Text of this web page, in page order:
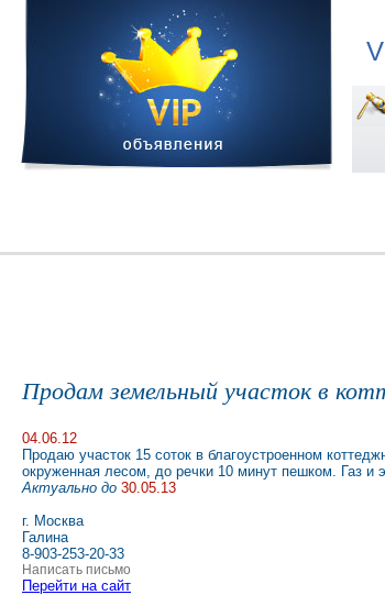
Продам земельный участок в
04.06.12
Продаю участок 15 соток в благоустроенном
окруженная лесом, до речки 10 минут пешком. Газ и
Актуально до 30.05.13
г. Москва
Галина
8-903-253-20-33
Написать письмо
Перейти на сайт